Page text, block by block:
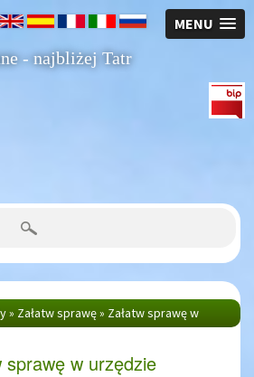
MENU
- najbliżej Tatr
» Załatw sprawę» Załatw sprawę w
sprawę w urzędzie